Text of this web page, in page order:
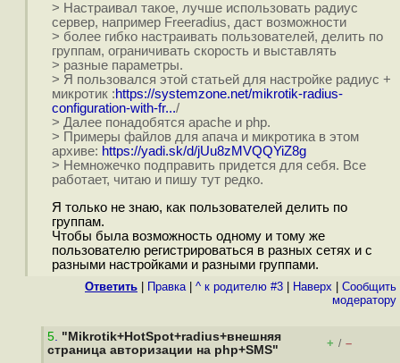
> Настраивал такое, лучше использовать радиус
сервер, например Freeradius, даст возможности
> более гибко настраивать пользователей, делить по
группам, ограничивать скорость и выставлять
> разные параметры.
> Я пользовался этой статьей для настройке радиус +
микротик :https://systemzone.net/mikrotik-radius-
configuration-with-fr.../
> Далее понадобятся apache и php.
> Примеры файлов для апача и микротика в этом
архиве: https://yadi.sk/d/jUu8zMVQQYiZ8g
> Немножечко подправить придется для себя. Все
работает, читаю и пишу тут редко.
Я только не знаю, как пользователей делить по
группам.
Чтобы была возможность одному и тому же
пользователю регистрироваться в разных сетях и с
разными настройками и разными группами.
Ответить Правка| ^ к родителю #3 Наверх
Cообщить
модератору
5. "Mikrotik+HotSpot+radius+внешняя
страница авторизации на php+SMS"
+ / –